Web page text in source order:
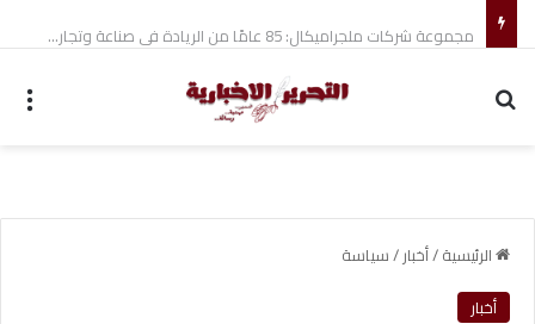
الرئيسية/أخبار/سياسة
أخبار